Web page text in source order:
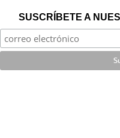
SUSCRÍBETE A